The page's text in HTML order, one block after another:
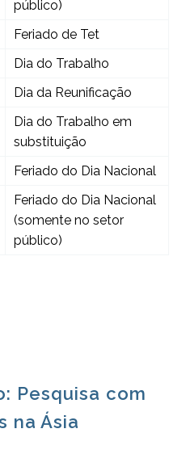
público)
Feriado de Tet
Dia do Trabalho
Dia da Reunificação
Dia do Trabalho em
substituição
Feriado do Dia Nacional
Feriado do Dia Nacional
(somente no setor
público)
Pesquisa com
na Ásia